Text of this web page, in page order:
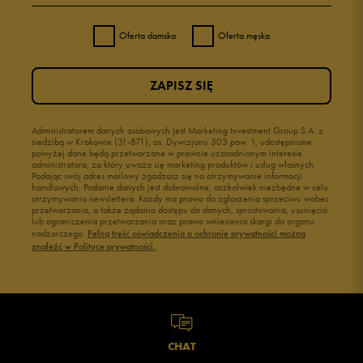
Oferta damska Oferta męska
Administratorem danych osobowych jest Marketing Investment Group S.A. z
siedzibą w Krakowie (31-871), os. Dywizjonu 303 paw. 1, udostępnione
powyżej dane będą przetwarzane w prawnie uzasadnionym interesie
administratora, za który uważa się marketing produktów i usług własnych.
Podając swój adres mailowy zgadzasz się na otrzymywanie informacji
handlowych. Podanie danych jest dobrowolne, aczkolwiek niezbędne w celu
otrzymywania newslettera. Każdy ma prawo do zgłoszenia sprzeciwu wobec
przetwarzania, a także żądania dostępu do danych, sprostowania, usunięcia
lub ograniczenia przetwarzania oraz prawo wniesienia skargi do organu
nadzorczego. Pełną treść oświadczenia o ochronie prywatności można
znaleźć w Polityce prywatności.
ZAPISZ SIĘ
CHAT